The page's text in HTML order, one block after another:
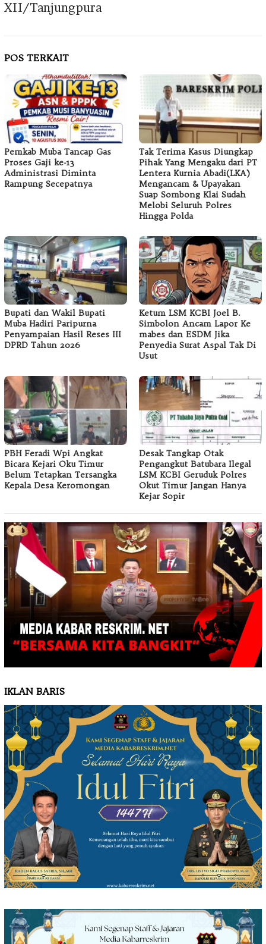
XII/Tanjungpura
POS TERKAIT
Pemkab Muba Tancap Gas
Proses Gaji ke-13
Administrasi Diminta
Rampung Secepatnya
Tak Terima Kasus Diungkap
Pihak Yang Mengaku dari PT
Lentera Kurnia Abadi(LKA)
Mengancam & Upayakan
Suap Sombong Klai Sudah
Melobi Seluruh Polres
Hingga Polda
Bupati dan Wakil Bupati
Muba Hadiri Paripurna
Penyampaian Hasil Reses III
DPRD Tahun 2026
Ketum LSM KCBI Joel B.
Simbolon Ancam Lapor Ke
mabes dan ESDM Jika
Penyedia Surat Aspal Tak Di
Usut
PBH Feradi Wpi Angkat
Bicara Kejari Oku Timur
Belum Tetapkan Tersangka
Kepala Desa Keromongan
Desak Tangkap Otak
Pengangkut Batubara Ilegal
LSM KCBI Geruduk Polres
Okut Timur Jangan Hanya
Kejar Sopir
IKLAN BARIS